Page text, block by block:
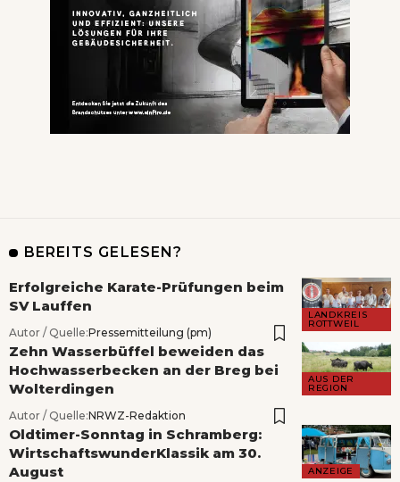
BEREITS GELESEN?
LANDKREIS
ROTTWEIL
Erfolgreiche Karate-Prüfungen beim
SV Lauffen
Autor / Quelle:Pressemitteilung (pm)
AUS DER
REGION
Zehn Wasserbüffel beweiden das
Hochwasserbecken an der Breg bei
Wolterdingen
Autor / Quelle:NRWZ-Redaktion
ANZEIGE
Oldtimer-Sonntag in Schramberg:
WirtschaftswunderKlassik am 30.
August